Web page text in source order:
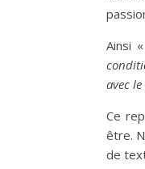
Ainsi «
avec
Ce
être.
de